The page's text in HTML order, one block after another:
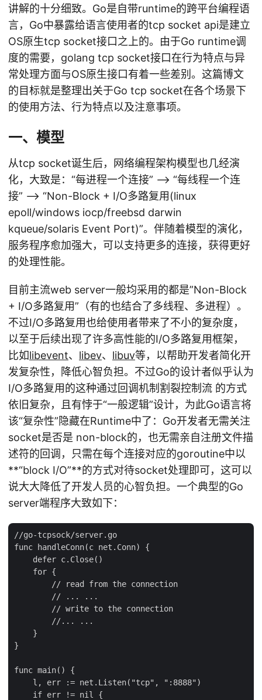
讲解的十分细致。Go是自带runtime的跨平台编程语
言，Go中暴露给语言使用者的tcp socket api是建立
OS原生tcp socket接口之上的。由于Go runtime调
度的需要，golang tcp socket接口在行为特点与异
常处理方面与OS原生接口有着一些差别。这篇博文
的目标就是整理出关于Go tcp socket在各个场景下
的使用方法、行为特点以及注意事项。
一、模型
从tcp socket诞生后，网络编程架构模型也几经演
化，大致是：“每进程一个连接” –> “每线程一个连
接” –> “Non-Block + I/O多路复用(linux
epoll/windows iocp/freebsd darwin
kqueue/solaris Event Port)”。伴随着模型的演化，
服务程序愈加强大，可以支持更多的连接，获得更好
的处理性能。
目前主流web server一般均采用的都是”Non-Block
+ I/O多路复用”（有的也结合了多线程、多进程）。
不过I/O多路复用也给使用者带来了不小的复杂度，
以至于后续出现了许多高性能的I/O多路复用框架，
比如libevent、 libev、 libuv等，以帮助开发者简化开
发复杂性，降低心智负担。不过Go的设计者似乎认为
I/O多路复用的这种通过回调机制割裂控制流 的方式
依旧复杂，且有悖于“一般逻辑”设计，为此Go语言将
该“复杂性”隐藏在Runtime中了：Go开发者无需关注
socket是否是 non-block的，也无需亲自注册文件描
述符的回调，只需在每个连接对应的goroutine中以
**“block I/O”**的方式对待socket处理即可，这可以
说大大降低了开发人员的心智负担。一个典型的Go
server端程序大致如下：
//go-tcpsock/server.go
func handleConn(c net.Conn) {
    defer c.Close()
    for {
        // read from the connection
        // ... ...
        // write to the connection
        //... ...
    }
}
func main() {
    l, err := net.Listen("tcp", ":8888")
    if err != nil {